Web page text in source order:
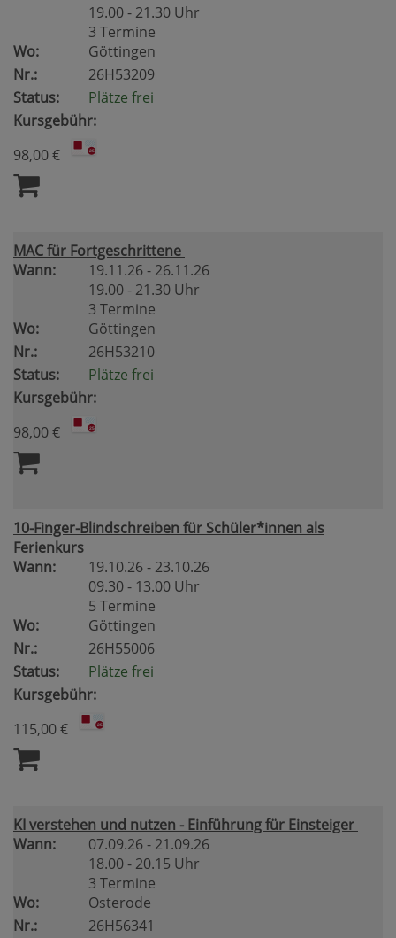
19.00 - 21.30 Uhr
3 Termine
Wo:
Göttingen
Nr.:
26H53209
Status:
Plätze frei
Kursgebühr:
98,00 €
MAC für Fortgeschrittene
Wann:
19.11.26 - 26.11.26
19.00 - 21.30 Uhr
3 Termine
Wo:
Göttingen
Nr.:
26H53210
Status:
Plätze frei
Kursgebühr:
98,00 €
10-Finger-Blindschreiben für Schüler*innen als
Ferienkurs
Wann:
19.10.26 - 23.10.26
09.30 - 13.00 Uhr
5 Termine
Wo:
Göttingen
Nr.:
26H55006
Status:
Plätze frei
Kursgebühr:
115,00 €
KI verstehen und nutzen - Einführung für Einsteiger
Wann:
07.09.26 - 21.09.26
18.00 - 20.15 Uhr
3 Termine
Wo:
Osterode
Nr.:
26H56341